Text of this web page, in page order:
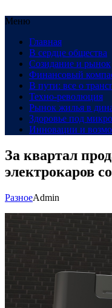
Меню
Главная
В сердце общества
Созидание и рынок
Финансовый
В пути: все о
Техно-революция
Рынок жилья в
Здоровье под
Инновации и
За квартал
электрокаров
РазноеAdmin